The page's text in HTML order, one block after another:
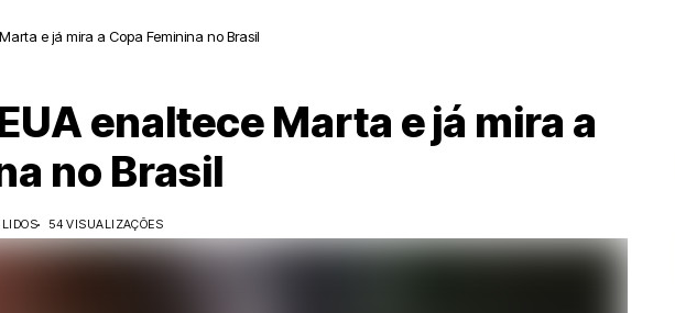
e já mira a Copa Feminina no Brasil
enaltece Marta e já mira a
no Brasil
54 VISUALIZAÇÕES